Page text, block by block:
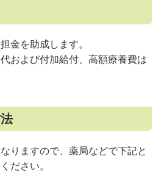
金を助成します。
および付加給付、高額療養費は
りますので、薬局などで下記と
ださい。